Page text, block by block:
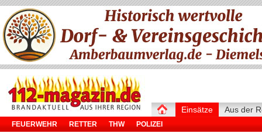
Einsätze
FEUERWEHR RETTER THW POLIZEI
Aus der